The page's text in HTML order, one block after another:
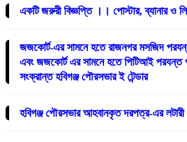
একটি জরুরী বিজ্ঞপ্তি ।। পোস্টার, ব্যানার ও
জজকোর্ট-এর সামনে হতে রাজনগর মসজিদ
এবং জজকোর্ট এর সামনে হতে পিটিআই পরযন্ত
সংক্রান্ত হবিগঞ্জ পৌরসভার ই টেন্ডার
হবিগঞ্জ পৌরসভার আহবানকৃত দরপত্র-এর লটারী